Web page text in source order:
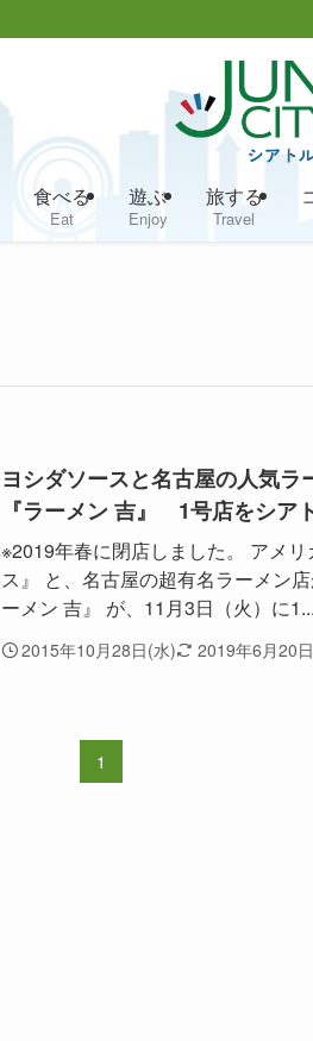
食べる
Eat
遊ぶ
Enjoy
旅する
Travel
ヨシダソースと名古屋の人気ラ
『ラーメン 吉』 1号店をシア
※2019年春に閉店しました。 アメ
ス』 と、名古屋の超有名ラーメン
ーメン 吉』 が、11月3日（火）に1...
2015年10月28日(水) 2019年6月20
1